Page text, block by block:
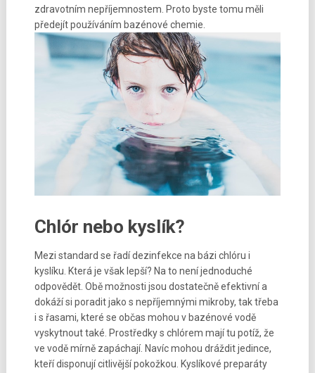
zdravotním nepříjemnostem. Proto byste tomu měli
předejít používáním bazénové chemie.
Chlór nebo kyslík?
Mezi standard se řadí dezinfekce na bázi chlóru i
kyslíku. Která je však lepší? Na to není jednoduché
odpovědět. Obě možnosti jsou dostatečně efektivní a
dokáží si poradit jako s nepříjemnými mikroby, tak třeba
i s řasami, které se občas mohou v bazénové vodě
vyskytnout také. Prostředky s chlórem mají tu potíž, že
ve vodě mírně zapáchají. Navíc mohou dráždit jedince,
kteří disponují citlivější pokožkou. Kyslíkové preparáty